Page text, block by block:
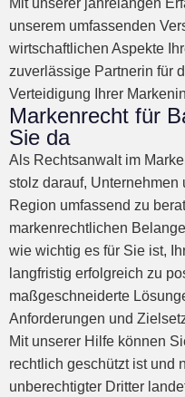
Mit unserer jahrelangen
unserem umfassenden
wirtschaftlichen Aspekte
zuverlässige Partnerin für
Verteidigung Ihrer
Markenrecht für
Sie da
Als Rechtsanwalt im
stolz darauf,
Region umfassend zu
markenrechtlichen
wie wichtig es für Sie ist,
langfristig erfolgreich zu
maßgeschneiderte
Anforderungen und
Mit unserer Hilfe können
rechtlich geschützt ist und
unberechtigter Dritter